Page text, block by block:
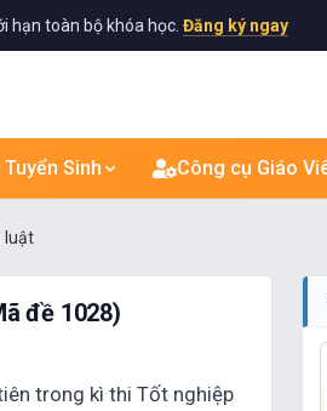
hạn toàn bộ khóa học. Đăng ký ngay
Sinh Công cụ Giáo
luật
đề 1028)
trong kì thi Tốt nghiệp